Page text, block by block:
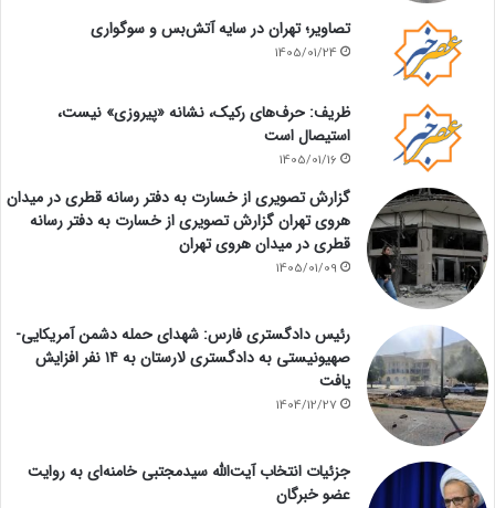
تصاویر؛ تهران در سایه آتش‌بس و سوگواری
1405/01/24
ظریف: حرف‌های رکیک، نشانه «پیروزی» نیست،
استیصال است
1405/01/16
گزارش تصویری از خسارت به دفتر رسانه قطری در میدان
هروی تهران گزارش تصویری از خسارت به دفتر رسانه
قطری در میدان هروی تهران
1405/01/09
رئیس دادگستری فارس: شهدای حمله دشمن آمریکایی-
صهیونیستی به دادگستری لارستان به ۱۴ نفر افزایش
یافت
1404/12/27
جزئیات انتخاب آیت‌الله سیدمجتبی خامنه‌ای به روایت
عضو خبرگان